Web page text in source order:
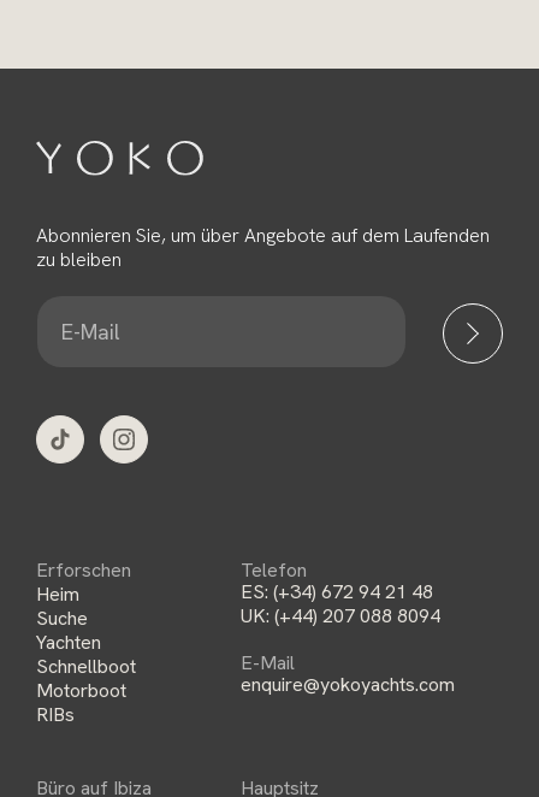
Abonnieren Sie, um über Angebote auf dem Laufenden
zu bleiben
Erforschen
Heim
Suche
Yachten
Schnellboot
Motorboot
RIBs
Telefon
ES: (+34) 672 94 21 48
UK: (+44) 207 088 8094
E-Mail
enquire@yokoyachts.com
Büro auf Ibiza
Hauptsitz